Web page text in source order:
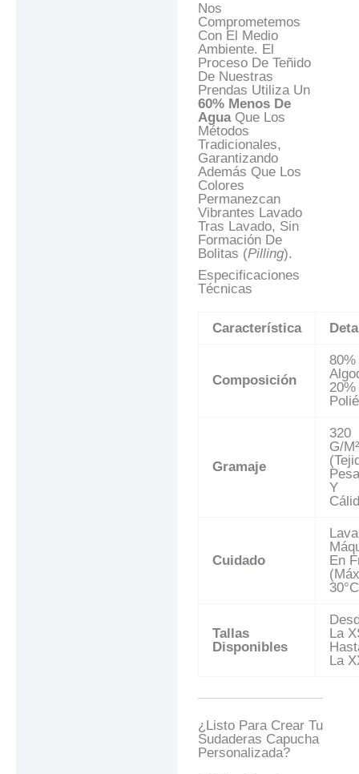
Nos
Comprometemos
Con El Medio
Ambiente. El
Proceso De Teñido
De Nuestras
Prendas Utiliza Un
60% Menos De
AguaQue Los
Métodos
Tradicionales,
Garantizando
Además Que Los
Colores
Permanezcan
Vibrantes Lavado
Tras Lavado, Sin
Formación De
Bolitas (Pilling).
Especificaciones
Técnicas
Característica
Composición
80%
20%
Gramaje
320
G/m²
Y
Cuidado
En
Tallas
Disponibles
La
La
¿Listo Para Crear Tu
Sudaderas Capucha
Personalizada?